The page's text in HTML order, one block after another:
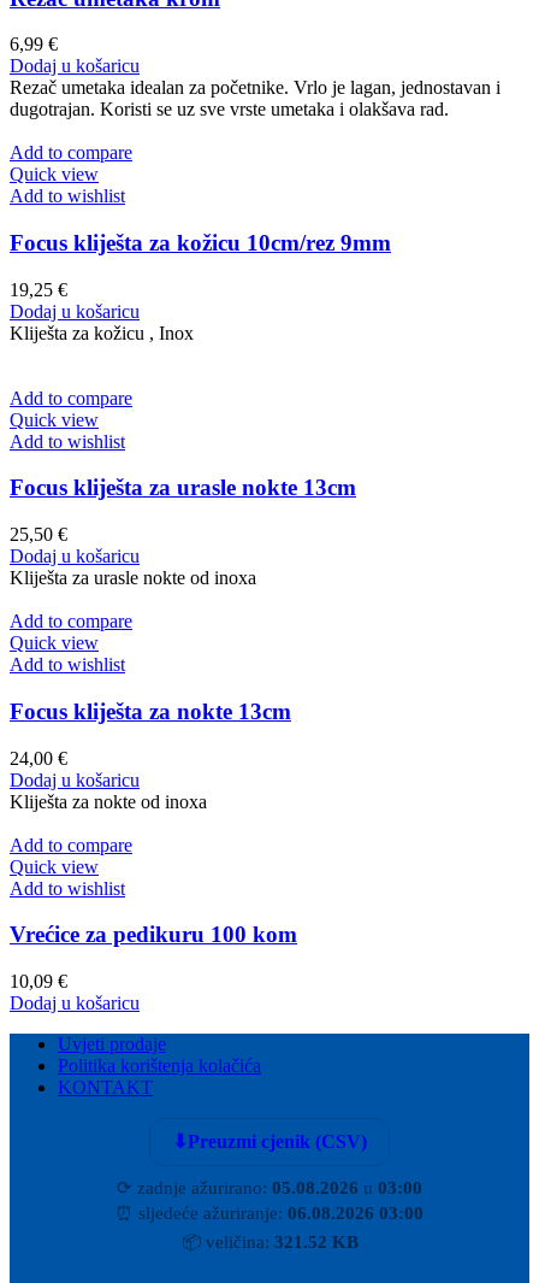
6,99 €
Dodaj u košaricu
Rezač umetaka idealan za početnike. Vrlo je lagan, jednostavan i
dugotrajan. Koristi se uz sve vrste umetaka i olakšava rad.
Add to compare
Quick view
Add to wishlist
Focus kliješta za kožicu 10cm/rez 9mm
19,25 €
Dodaj u košaricu
Kliješta za kožicu , Inox
Add to compare
Quick view
Add to wishlist
Focus kliješta za urasle nokte 13cm
25,50 €
Dodaj u košaricu
Kliješta za urasle nokte od inoxa
Add to compare
Quick view
Add to wishlist
Focus kliješta za nokte 13cm
24,00 €
Dodaj u košaricu
Kliješta za nokte od inoxa
Add to compare
Quick view
Add to wishlist
Vrećice za pedikuru 100 kom
10,09 €
Dodaj u košaricu
Uvjeti prodaje
Politika korištenja kolačića
KONTAKT
⬇Preuzmi cjenik (CSV)
⟳ zadnje ažurirano: 05.08.2026 u 03:00
⏰ sljedeće ažuriranje: 06.08.2026 03:00
📦veličina: 321.52 KB